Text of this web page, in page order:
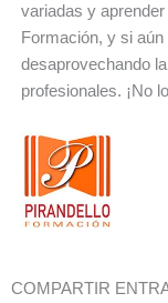
variadas y
Formación, y si
desaprovechando
profesionales. ¡No
COMPARTIR